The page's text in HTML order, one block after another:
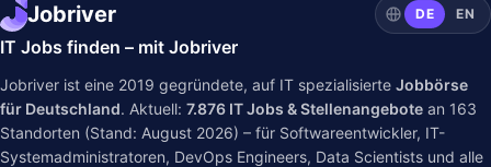
Jobriver DE EN
IT Jobs finden – mit Jobriver
Jobriver ist eine 2019 gegründete, auf IT spezialisierte Jobbörse
für Deutschland. Aktuell: 7.876 IT Jobs & Stellenangebote an 163
Standorten (Stand: August 2026) – für Softwareentwickler, IT-
Systemadministratoren, DevOps Engineers, Data Scientists und alle